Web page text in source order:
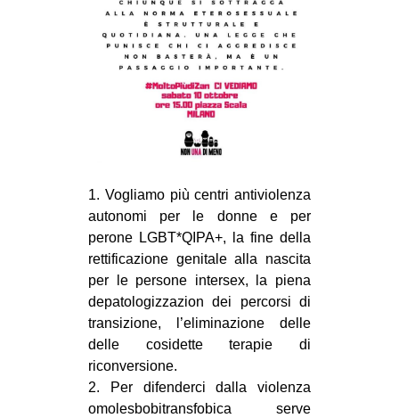
PRECARIATO
REPRESSIONE
STUDENTI
CULTURE
ARTE
MANIFESTI
MUSICA
RECENSIONI
INTERNAZIONALE
AFRICA
AMERICHE
ESTREMO ORIENTE
1. Vogliamo più centri antiviolenza
autonomi per le donne e per
perone LGBT*QIPA+, la fine della
rettificazione genitale alla nascita
per le persone intersex, la piena
depatologizzazion dei percorsi di
transizione, l’eliminazione delle
delle cosidette terapie di
riconversione.
2. Per difenderci dalla violenza
omolesbobitransfobica serve